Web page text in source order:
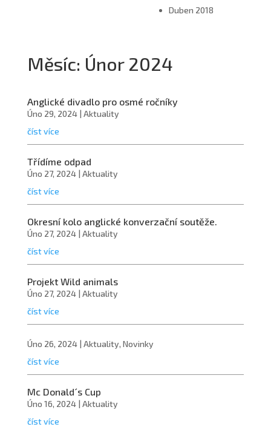
Duben 2018
Měsíc: Únor 2024
Anglické divadlo pro osmé ročníky
Úno 29, 2024| Aktuality
číst více
Třídíme odpad
Úno 27, 2024| Aktuality
číst více
Okresní kolo anglické konverzační soutěže.
Úno 27, 2024| Aktuality
číst více
Projekt Wild animals
Úno 27, 2024| Aktuality
číst více
Úno 26, 2024| Aktuality, Novinky
číst více
Mc Donald´s Cup
Úno 16, 2024| Aktuality
číst více